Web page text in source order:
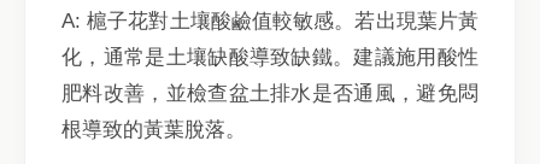
A: 槴子花對土壤酸鹼值較敏感。若出現葉片黃
化，通常是土壤缺酸導致缺鐵。建議施用酸性
肥料改善，並檢查盆土排水是否通風，避免悶
根導致的黃葉脫落。